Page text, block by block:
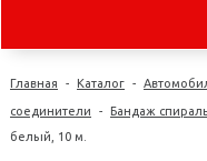
Главная - Каталог -
соединители - Бандаж
белый, 10 м.